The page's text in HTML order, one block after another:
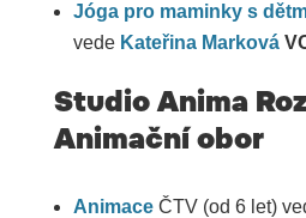
Jóga pro maminky s
vede Kateřina Marková
Studio Anima
Animační obor
AnimaceČTV (od 6 let)